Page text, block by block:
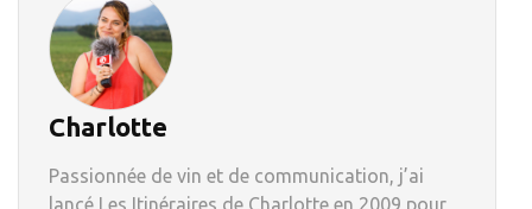
Charlotte
Passionnée de vin et de communication, j’ai
lancé Les Itinéraires de Charlotte en 2009 pour